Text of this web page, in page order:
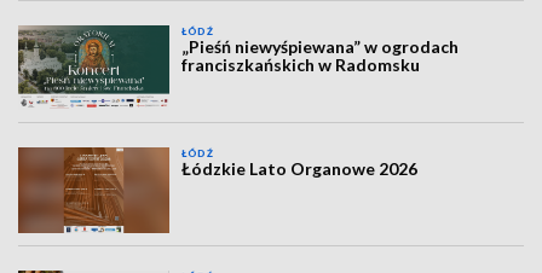
ŁÓDŹ
„Pieśń niewyśpiewana” w ogrodach
franciszkańskich w Radomsku
ŁÓDŹ
Łódzkie Lato Organowe 2026